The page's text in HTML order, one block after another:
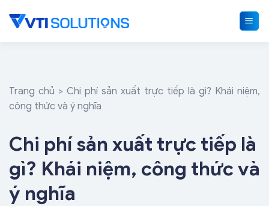
Trang chủ > Chi phí sản xuất trực tiếp là gì? Khái niệm,
công thức và ý nghĩa
Chi phí sản xuất trực tiếp là
gì? Khái niệm, công thức và
ý nghĩa